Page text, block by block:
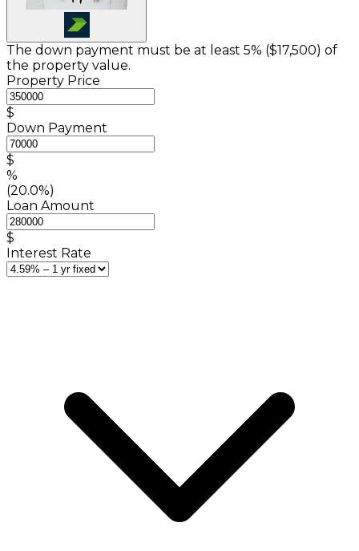
The down payment must be at least 5% ($17,500) of
the property value.
Property Price
$
Down Payment
$
%
(20.0%)
Loan Amount
$
Interest Rate